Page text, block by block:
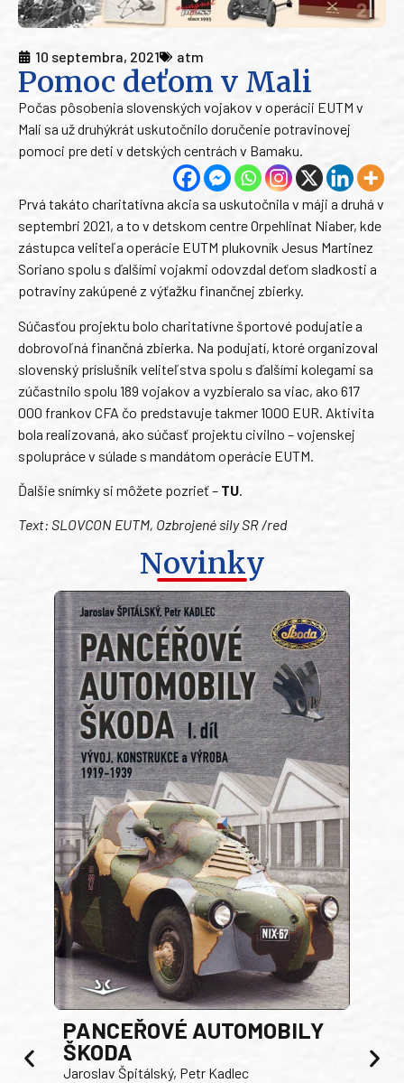
10 septembra, 2021 atm
Pomoc deťom v Mali
Počas pôsobenia slovenských vojakov v operácii EUTM v
Mali sa už druhýkrát uskutočnilo doručenie potravinovej
pomoci pre deti v detských centrách v Bamaku.
Prvá takáto charitatívna akcia sa uskutočnila v máji a druhá v
septembri 2021, a to v detskom centre Orpehlinat Niaber, kde
zástupca veliteľa operácie EUTM plukovník Jesus Martinez
Soriano spolu s ďalšími vojakmi odovzdal deťom sladkosti a
potraviny zakúpené z výťažku finančnej zbierky.
Súčasťou projektu bolo charitatívne športové podujatie a
dobrovoľná finančná zbierka. Na podujatí, ktoré organizoval
slovenský príslušník veliteľstva spolu s ďalšími kolegami sa
zúčastnilo spolu 189 vojakov a vyzbieralo sa viac, ako 617
000 frankov CFA čo predstavuje takmer 1000 EUR. Aktivita
bola realizovaná, ako súčasť projektu civilno – vojenskej
spolupráce v súlade s mandátom operácie EUTM.
Ďalšie snímky si môžete pozrieť – TU.
Text: SLOVCON EUTM, Ozbrojené sily SR /red
Novinky
PANCEŘOVÉ AUTOMOBILY
ŠKODA
Jaroslav Špitálský, Petr Kadlec